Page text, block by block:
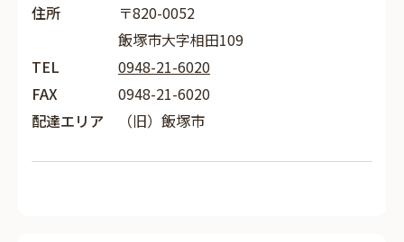
住所
〒820-0052
飯塚市大字相田109
TEL
0948-21-6020
FAX
0948-21-6020
配達エリア
（旧）飯塚市